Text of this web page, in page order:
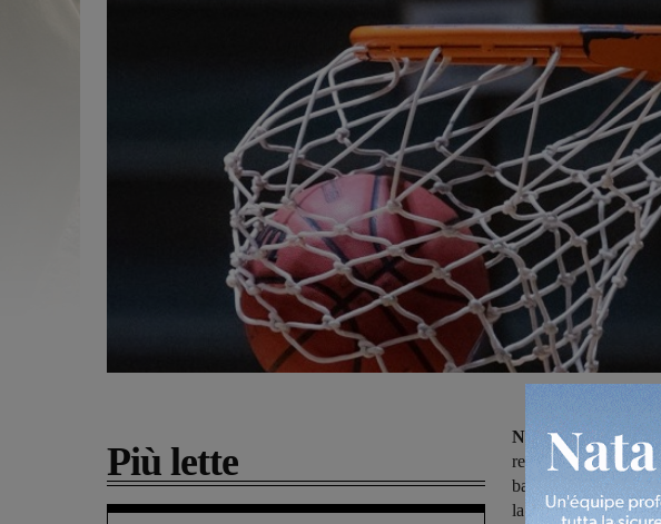
Più lette
Nel campionato di
recupero della
battuto con il
la Bianco Blu